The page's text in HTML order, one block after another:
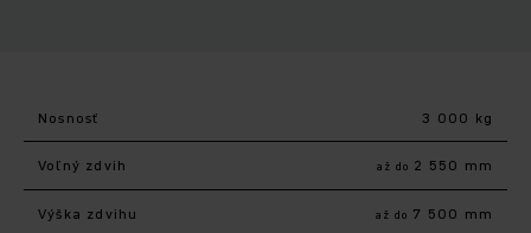
Nosnosť 3 000 kg
Voľný zdvih až do 2 550 mm
Výška zdvihu až do 7 500 mm